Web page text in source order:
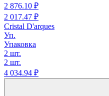
2 876.10 ₽
2 017.47 ₽
Cristal D'arques
Уп.
Упаковка
2 шт.
2 шт.
4 034.94 ₽